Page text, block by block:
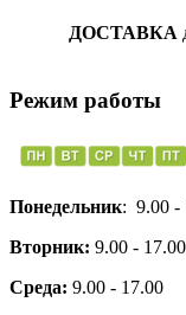
ДОСТАВКА
Режим работы
Понедельник: 9.00 -
Вторник: 9.00 - 17.00
Среда: 9.00 - 17.00